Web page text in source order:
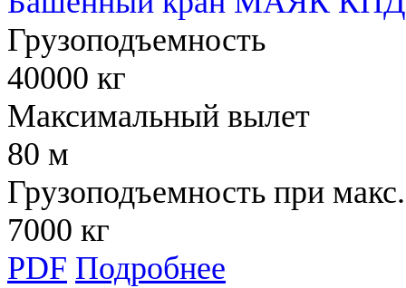
Грузоподъемность
40000 кг
Максимальный вылет
80 м
Грузоподъемность при
7000 кг
PDF Подробнее